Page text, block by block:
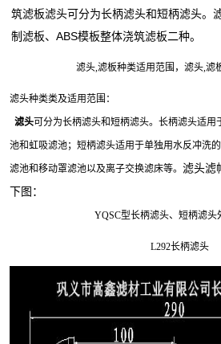
筑滤板滤头可分为长柄滤头和短柄滤头。
制滤板、ABS模板整体浇筑滤板二种。
滤头,滤板种类适用范围，滤头,滤
滤头种类类及适用范围：
滤头可分为长柄滤头和短柄滤头。 长柄滤头适用
池和虹吸滤池； 短柄滤头适用于单独用水反冲洗
滤池和移动罩滤池以及离子交换滤床等。 滤头滤
下图：
YQSC型长柄滤头、短柄滤头
L292长柄滤头